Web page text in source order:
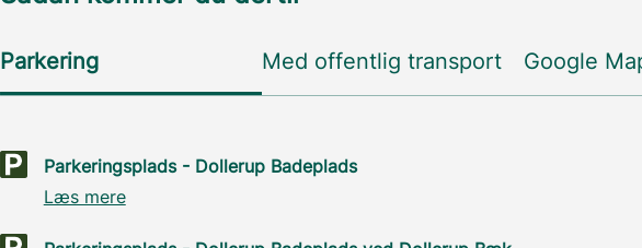
Parkering Med offentlig transport Google
Parkeringsplads - Dollerup Badeplads
Læs mere